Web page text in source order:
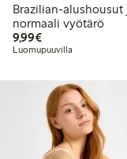
Brazilian-alushousut
normaali vyötärö
9,99€9,99 €
Luomupuuvilla